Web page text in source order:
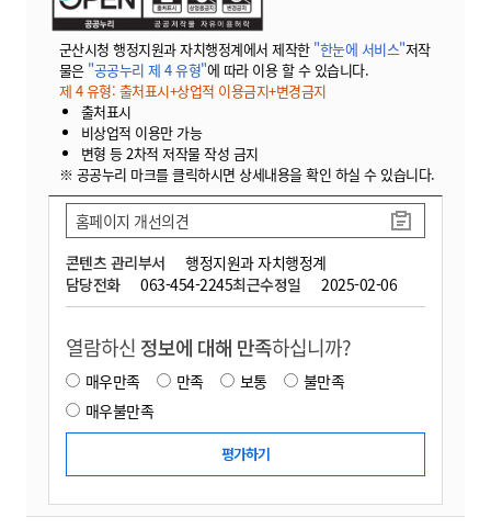
군산시청 행정지원과 자치행정계에서 제작한 "한눈에 서비스"저작
물은 "공공누리 제 4 유형"에 따라 이용 할 수 있습니다.
제 4 유형: 출처표시+상업적 이용금지+변경금지
출처표시
비상업적 이용만 가능
변형 등 2차적 저작물 작성 금지
※ 공공누리 마크를 클릭하시면 상세내용을 확인 하실 수 있습니다.
콘텐츠 관리부서
행정지원과 자치행정계
담당전화
063-454-2245최근수정일 2025-02-06
홈페이지 개선의견
열람하신 정보에 대해 만족하십니까?
매우만족 만족 보통
불만족
매우불만족